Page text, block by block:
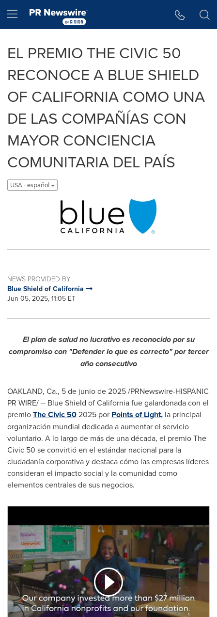
Hamburger menu
EL PREMIO THE CIVIC 50
RECONOCE A BLUE SHIELD
OF CALIFORNIA COMO UNA
DE LAS COMPAÑÍAS CON
MAYOR CONCIENCIA
COMUNITARIA DEL PAÍS
USA - español
NEWS PROVIDED BY
Blue Shield of California
Jun 05, 2025, 11:05 ET
El plan de salud no lucrativo es reconocido por su
compromiso con "Defender lo que es correcto" por tercer
año consecutivo
OAKLAND, Ca., 5 de junio de 2025/PRNewswire-HISPANIC
PR WIRE/ -- Blue Shield ofCaliforniafue galardonada con el
premioThe Civic 502025 por Points of Light, la principal
organización mundial dedicada a aumentar el servicio
voluntario. A lo largo de más de una década, el premio The
Civic 50 se convirtió en el estándar nacional para la
ciudadanía corporativa y destaca cómo las empresas líderes
consideran el impacto social y la comunidad como
elementos centrales de sus negocios.